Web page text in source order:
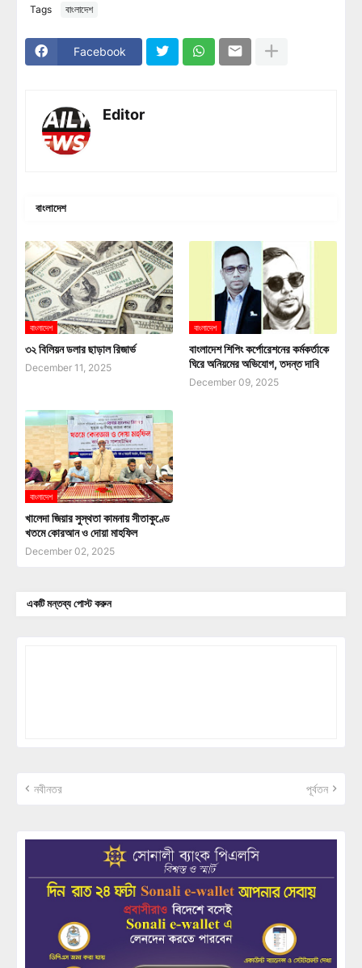
Tags বাংলাদেশ
Facebook
Editor
বাংলাদেশ
বাংলাদেশ
৩২ বিলিয়ন ডলার ছাড়াল রিজার্ভ
December 11, 2025
বাংলাদেশ
বাংলাদেশ শিপিং কর্পোরেশনের কর্মকর্তাকে
ঘিরে অনিয়মের অভিযোগ, তদন্ত দাবি
December 09, 2025
বাংলাদেশ
খালেদা জিয়ার সুস্থতা কামনায় সীতাকুণ্ডে
খতমে কোরআন ও দোয়া মাহফিল
December 02, 2025
একটি মন্তব্য পোস্ট করুন
নবীনতর পূর্বতন